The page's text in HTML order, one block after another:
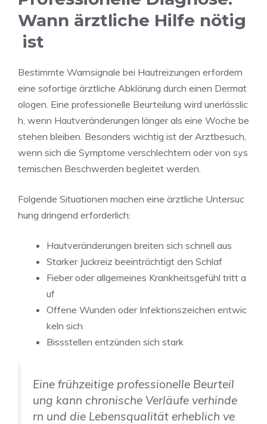
Wann ärztliche Hilfe nötig
ist
Bestimmte Warnsignale bei Hautreizungen erfordern
eine sofortige ärztliche Abklärung durch einen Dermat
ologen. Eine professionelle Beurteilung wird unerlässlic
h, wenn Hautveränderungen länger als eine Woche be
stehen bleiben. Besonders wichtig ist der Arztbesuch,
wenn sich die Symptome verschlechtern oder von sys
temischen Beschwerden begleitet werden.
Folgende Situationen machen eine ärztliche Untersuc
hung dringend erforderlich:
Hautveränderungen breiten sich schnell aus
Starker Juckreiz beeinträchtigt den Schlaf
Fieber oder allgemeines Krankheitsgefühl tritt a
uf
Offene Wunden oder Infektionszeichen entwic
keln sich
Bissstellen entzünden sich stark
Eine frühzeitige professionelle Beurteil
ung kann chronische Verläufe verhinde
rn und die Lebensqualität erheblich ve